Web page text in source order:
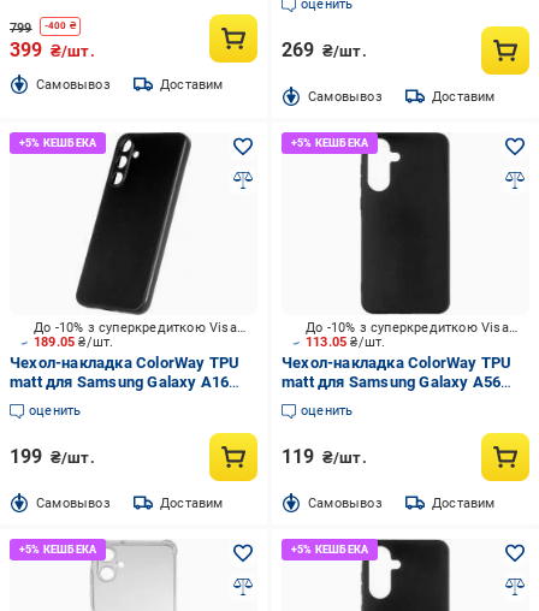
799 -400 ₴
399 ₴/шт.
Cамовывоз Доставим
CTASSGA566)
оценить
269 ₴/шт.
Cамовывоз Доставим
189.05₴/шт.
До -10% з суперкредиткою Visa Вигода
Чехол-накладка ColorWay TPU
matt для Samsung Galaxy A16
Black (CW-CTMSGA166-BK)
оценить
199 ₴/шт.
Cамовывоз Доставим
113.05₴/шт.
До -10% з суперкредиткою Visa Вигода
Чехол-накладка ColorWay TPU
matt для Samsung Galaxy A56
Black (CW-CTMSGA566-BK)
оценить
119 ₴/шт.
Cамовывоз Доставим